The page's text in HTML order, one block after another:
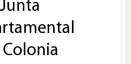
Junta
Colonia